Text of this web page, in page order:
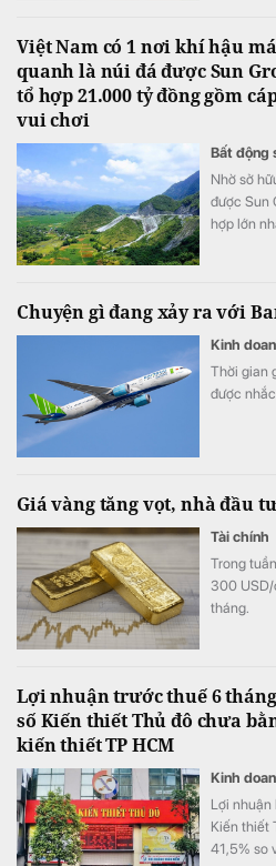
Việt Nam có 1 nơi khí hậu
quanh là núi đá được Sun
tổ hợp 21.000 tỷ đồng gồm
vui chơi
Bất động
Nhờ sở
được Sun
hợp lớn
Chuyện gì đang xảy ra với
Kinh
Thời gian
được
Giá vàng tăng vọt, nhà đầu
Tài chính
Trong
300
tháng.
Lợi nhuận trước thuế 6
số Kiến thiết Thủ đô chưa
kiến thiết TP HCM
Kinh
Lợi nhuận
Kiến thiết
41,5% so